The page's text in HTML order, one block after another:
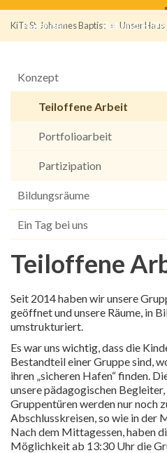
Kalender Rat und Hilfe
KiTa St. Johannes Baptist»Unser Haus
Konzept
Teiloffene Arbeit
Portfolioarbeit
Partizipation
Bildungsräume
Ein Tag bei uns
Teiloffene
Seit 2014 haben wir unsere
geöffnet und unsere Räume, in
umstrukturiert.
Es war uns wichtig, dass die
Bestandteil einer Gruppe sind,
ihren „sicheren Hafen“ finden.
unsere pädagogischen
Gruppentüren werden nur noch
Abschlusskreisen, so wie in der
Nach dem Mittagessen, haben
Möglichkeit ab 13:30 Uhr die